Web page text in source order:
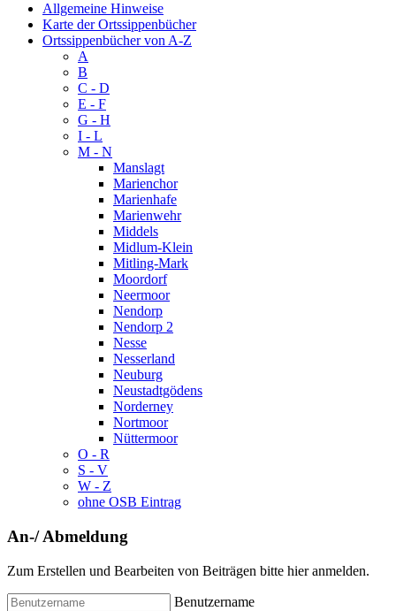
Allgemeine Hinweise
Karte der Ortssippenbücher
Ortssippenbücher von A-Z
A
B
C - D
E - F
G - H
I - L
M - N
Manslagt
Marienchor
Marienhafe
Marienwehr
Middels
Midlum-Klein
Mitling-Mark
Moordorf
Neermoor
Nendorp
Nendorp 2
Nesse
Nesserland
Neuburg
Neustadtgödens
Norderney
Nortmoor
Nüttermoor
O - R
S - V
W - Z
ohne OSB Eintrag
An-/ Abmeldung
Zum Erstellen und Bearbeiten von Beiträgen bitte hier anmelden.
Benutzername